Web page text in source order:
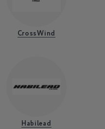
CrossWind
Habilead